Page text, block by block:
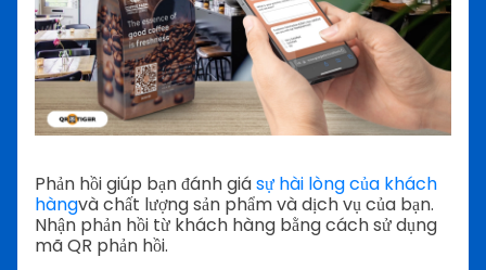
Phản hồi giúp bạn đánh giásự hài lòng của khách
hàngvà chất lượng sản phẩm và dịch vụ của bạn.
Nhận phản hồi từ khách hàng bằng cách sử dụng
mã QR phản hồi.